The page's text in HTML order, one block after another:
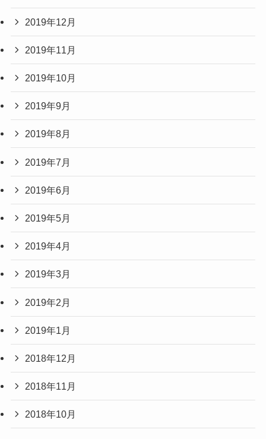
2019年12月
2019年11月
2019年10月
2019年9月
2019年8月
2019年7月
2019年6月
2019年5月
2019年4月
2019年3月
2019年2月
2019年1月
2018年12月
2018年11月
2018年10月